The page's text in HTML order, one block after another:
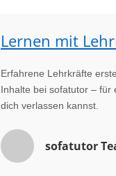
Lernen mit
Erfahrene Lehrkräfte
Inhalte bei sofatutor – für
dich verlassen kannst.
sofatutor